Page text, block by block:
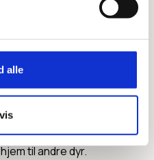
alle
flor
har Oksbøl Gruppe
ind i den store
og gruppen har blandt
og frugttræer samt
til andre dyr.